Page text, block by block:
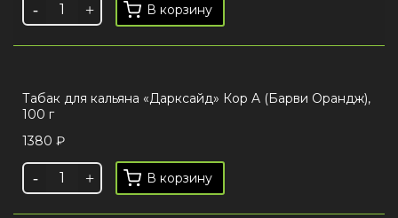
В корзину
Табак для кальяна «Дарксайд» Кор A (Барви Орандж),
100 г
1380 ₽
В корзину